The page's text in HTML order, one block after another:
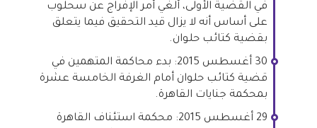
في القضية الأولى، أُلغي أمر الإفراج عن سحلوب
على أساس أنه لا يزال قيد التحقيق فيما يتعلق
بقضية كتائب حلوان.
30 أغسطس 2015: بدء محاكمة المتهمين في
قضية كتائب حلوان أمام الغرفة الخامسة عشرة
بمحكمة جنايات القاهرة.
29 أغسطس 2015: محكمة استئناف القاهرة